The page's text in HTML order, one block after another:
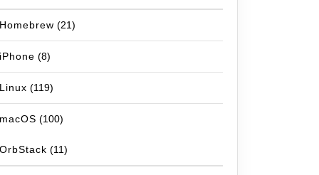
Homebrew (21)
iPhone (8)
Linux (119)
macOS (100)
OrbStack (11)